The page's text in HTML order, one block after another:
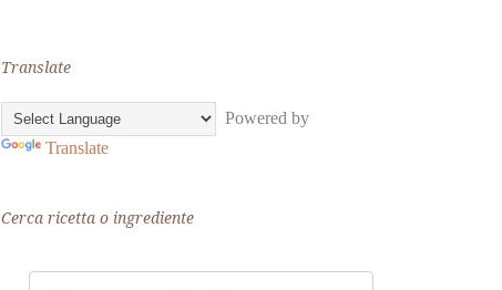
Translate
Powered by
Translate
Cerca ricetta o ingrediente